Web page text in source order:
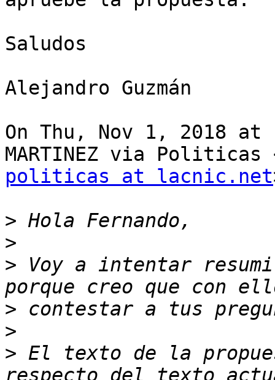
Saludos
Alejandro Guzmán
On Thu, Nov 1, 2018 at
politicas at lacnic.net
>
>
> Voy a intentar
>
>
> El texto de la